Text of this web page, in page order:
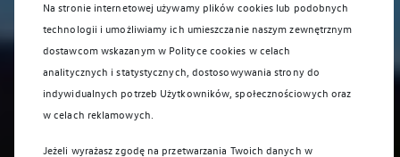
Na stronie internetowej używamy plików cookies lub podobnych
technologii i umożliwiamy ich umieszczanie naszym zewnętrznym
dostawcom wskazanym w Polityce cookies w celach
analitycznych i statystycznych, dostosowywania strony do
indywidualnych potrzeb Użytkowników, społecznościowych oraz
w celach reklamowych.
Jeżeli wyrażasz zgodę na przetwarzania Twoich danych w